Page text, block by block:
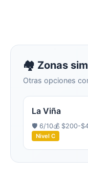
🏘️ Zonas
Otras opciones
La Viña
🛡️ 6/10💰 $200-
Nivel C